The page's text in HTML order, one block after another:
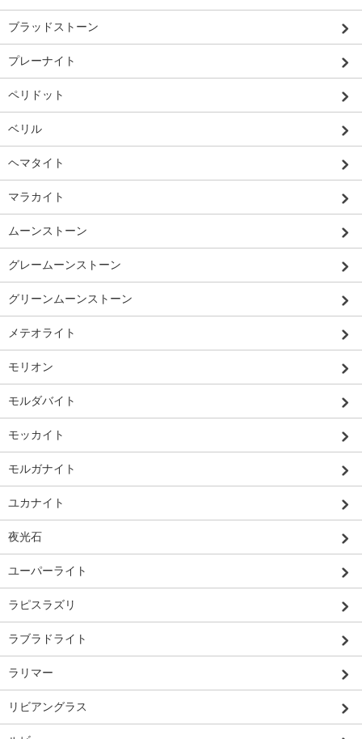
ブラッドストーン
プレーナイト
ペリドット
ベリル
ヘマタイト
マラカイト
ムーンストーン
グレームーンストーン
グリーンムーンストーン
メテオライト
モリオン
モルダバイト
モッカイト
モルガナイト
ユカナイト
夜光石
ユーパーライト
ラピスラズリ
ラブラドライト
ラリマー
リビアングラス